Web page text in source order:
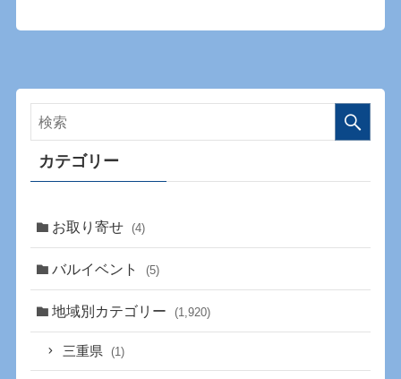
カテゴリー
お取り寄せ (4)
バルイベント (5)
地域別カテゴリー (1,920)
三重県 (1)